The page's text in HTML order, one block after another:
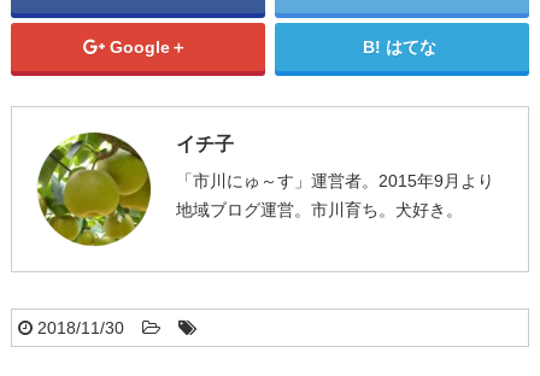
Google＋ はてな
イチ子
「市川にゅ～す」運営者。2015年9月より
地域ブログ運営。市川育ち。犬好き。
2018/11/30